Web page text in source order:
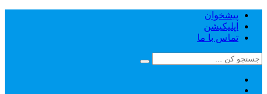
پیشخوان
اپلیکیشن
تماس با ما